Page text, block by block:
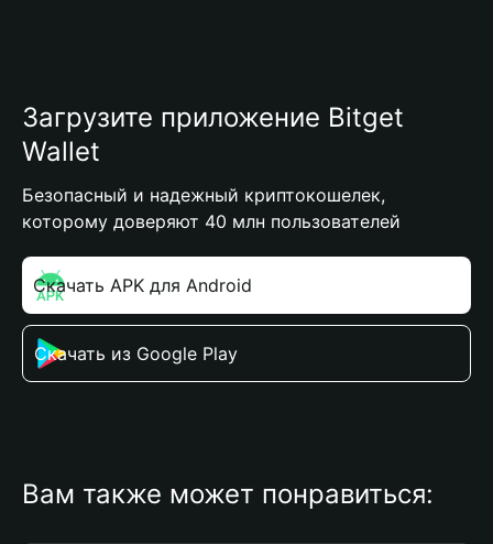
Загрузите приложение Bitget
Wallet
Безопасный и надежный криптокошелек,
которому доверяют 40 млн пользователей
Скачать APK для Android
Скачать из Google Play
Вам также может понравиться: